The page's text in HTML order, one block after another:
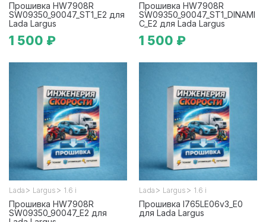
Прошивка HW7908R
SW09350_90047_ST1_E2 для
Lada Largus
1 500 ₽
Прошивка HW7908R
SW09350_90047_ST1_DINAMI
C_E2 для Lada Largus
1 500 ₽
Lada > Largus > 1.6 i
Прошивка HW7908R
SW09350_90047_E2 для
Lada > Largus > 1.6 i
Прошивка I765LE06v3_E0
для Lada Largus